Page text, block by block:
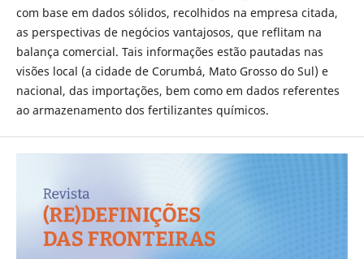
com base em dados sólidos, recolhidos na empresa citada,
as perspectivas de negócios vantajosos, que reflitam na
balança comercial. Tais informações estão pautadas nas
visões local (a cidade de Corumbá, Mato Grosso do Sul) e
nacional, das importações, bem como em dados referentes
ao armazenamento dos fertilizantes químicos.